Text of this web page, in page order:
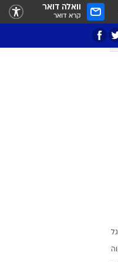
וואלה דואר
קרא דואר